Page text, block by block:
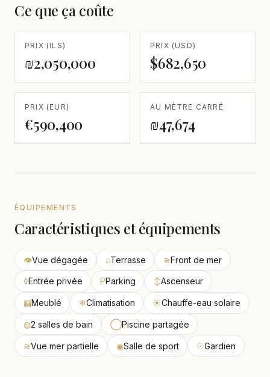
Ce que ça coûte
PRIX (ILS)
₪2,050,000
PRIX (USD)
$682,650
PRIX (EUR)
€590,400
AU MÈTRE CARRÉ
₪47,674
ÉQUIPEMENTS
Caractéristiques et équipements
👁Vue dégagée ⌂Terrasse ≋Front de mer
◊Entrée privée PParking ↕Ascenseur
▦Meublé ❄Climatisation ☀Chauffe-eau solaire
◍2 salles de bain ◯Piscine partagée
≋Vue mer partielle ◉Salle de sport ☉Gardien